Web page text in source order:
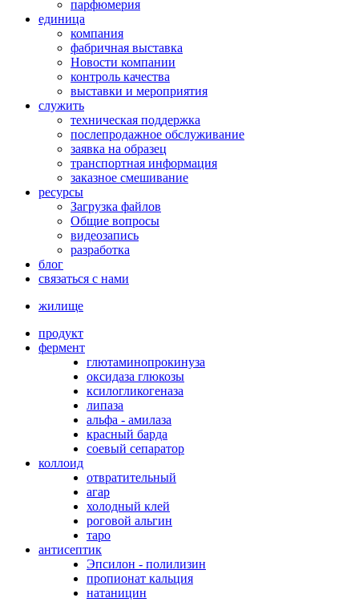
парфюмерия
единица
компания
фабричная выставка
Новости компании
контроль качества
выставки и мероприятия
служить
техническая поддержка
послепродажное обслуживание
заявка на образец
транспортная информация
заказное смешивание
ресурсы
Загрузка файлов
Общие вопросы
видеозапись
разработка
блог
связаться с нами
жилище
продукт
фермент
глютаминопрокинуза
оксидаза глюкозы
ксилогликогеназа
липаза
альфа - амилаза
красный барда
соевый сепаратор
коллоид
отвратительный
агар
холодный клей
роговой альгин
таро
антисептик
Эпсилон - полилизин
пропионат кальция
натаницин